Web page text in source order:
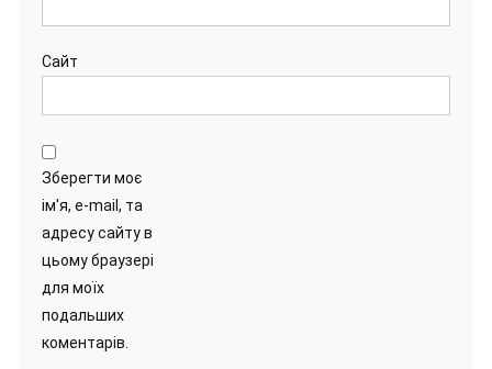
Сайт
Зберегти моє
ім'я, e-mail, та
адресу сайту в
цьому браузері
для моїх
подальших
коментарів.